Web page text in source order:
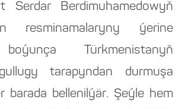
Serdar Berdimuhamedowyň
resminamalaryny ýerine
Türkmenistanyň
tarapyndan durmuşa
barada bellenilýär. Şeýle hem